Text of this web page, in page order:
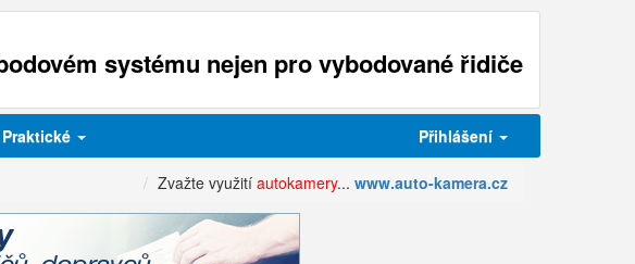
systému nejen pro vybodované řidiče
Praktické Přihlášení
Zvažte využití autokamery... www.auto-kamera.cz